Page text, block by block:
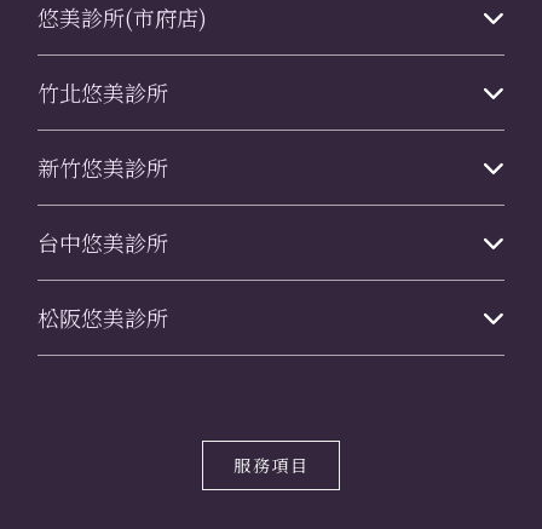
悠美診所(市府店)
竹北悠美診所
新竹悠美診所
台中悠美診所
松阪悠美診所
服務項目